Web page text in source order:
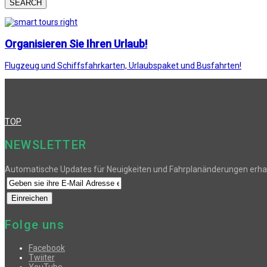
SEARCH
Organisieren Sie Ihren Urlaub!
Flugzeug und Schiffsfahrkarten, Urlaubspaket und Busfahrten!
TOP
NEWSLETTER
Automatische Updates für Neuigkeiten und Fahrplanänderungen
Folge uns
Facebook
Twiiter